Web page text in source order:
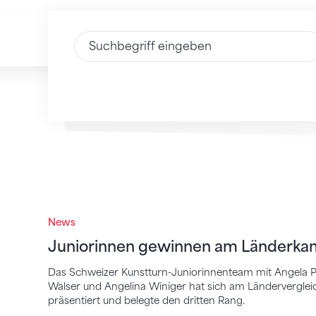
Text eingeben
News
Juniorinnen gewinnen am
Das Schweizer Kunstturn-Juniorinnenteam mit Angela
Walser und Angelina Winiger hat sich am
präsentiert und belegte den dritten Rang.
Juniorinnen gewinnen am Länderkampf